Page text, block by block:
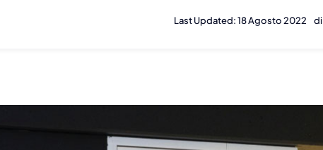
Last Updated: 18 Agosto 2022 di